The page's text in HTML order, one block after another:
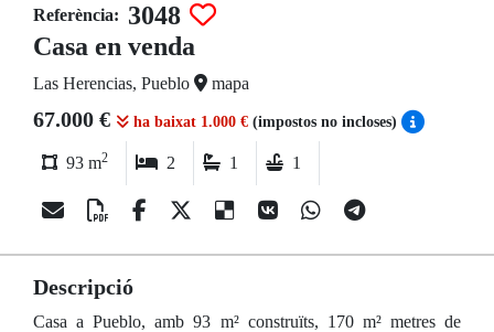
Referència: 3048
Casa en venda
Las Herencias, Pueblo mapa
67.000 € ha baixat 1.000 € (impostos no incloses)
93 m2 2 1 1
Descripció
Casa a Pueblo, amb 93 m² construïts, 170 m² metres de